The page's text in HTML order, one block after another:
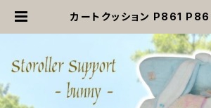
カートクッション P861
犬 猫 ペット かわいい おし
交換不可 | MOANA